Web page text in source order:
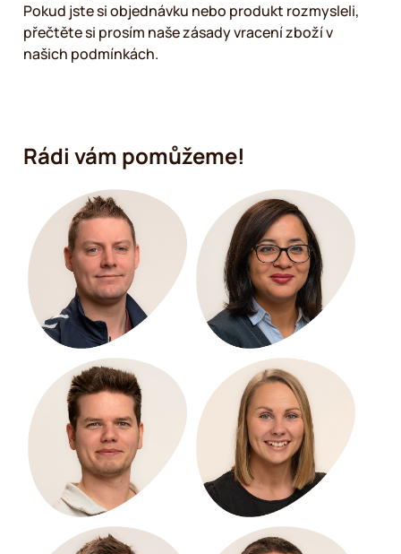
Pokud jste si objednávku nebo produkt rozmysleli,
přečtěte si prosím naše zásady vracení zboží v
našich podmínkách.
Rádi vám pomůžeme!